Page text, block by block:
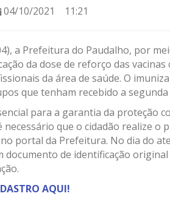
04/10/2021 11:21
a Prefeitura do Paudalho, por
da dose de reforço das
da área de saúde. O
que tenham recebido a
para a garantia da proteção
necessário que o cidadão realize o
portal da Prefeitura. No dia do
de identificação original
AQUI!